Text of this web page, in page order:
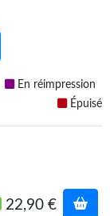
En réimpression
Épuisé
22,90 €